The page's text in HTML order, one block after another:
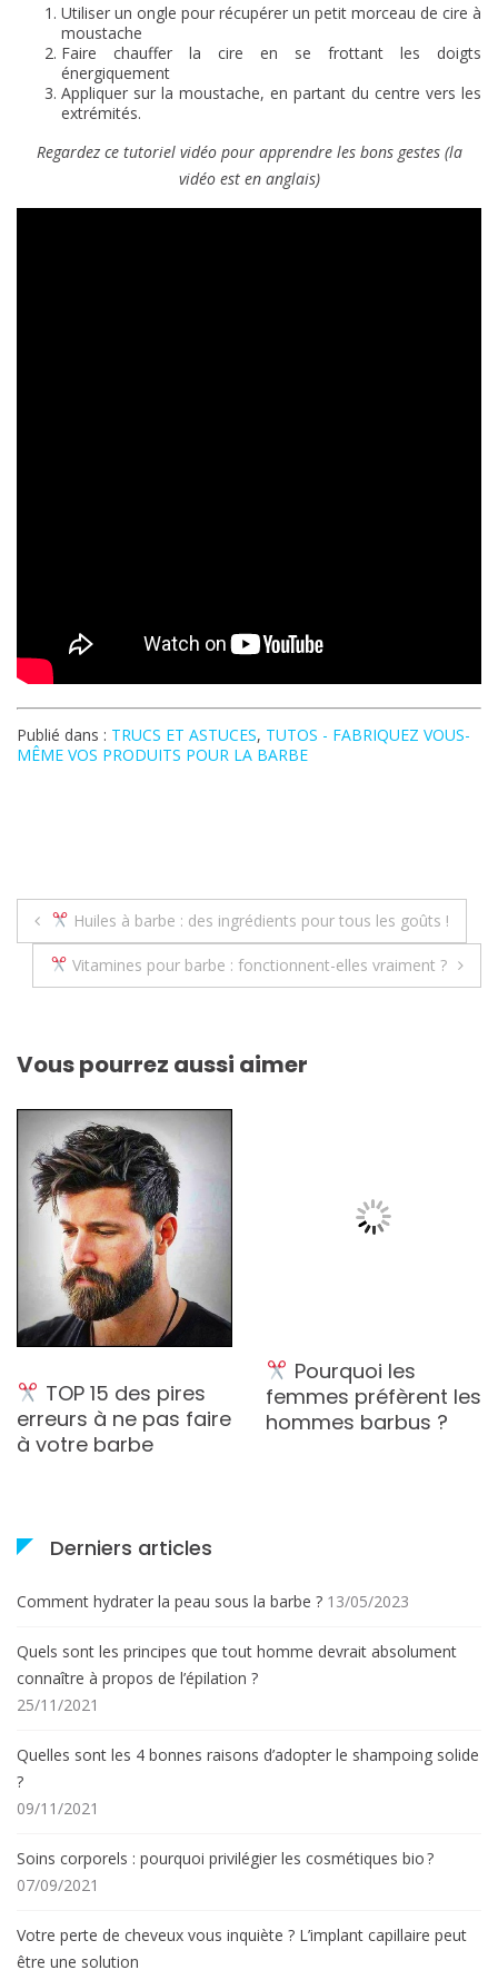
Utiliser un ongle pour récupérer un petit morceau de cire à
moustache
Faire chauffer la cire en se frottant les doigts
énergiquement
Appliquer sur la moustache, en partant du centre vers les
extrémités.
Regardez ce tutoriel vidéo pour apprendre les bons gestes (la
vidéo est en anglais)
Publié dans : TRUCS ET ASTUCES, TUTOS - FABRIQUEZ VOUS-
MÊME VOS PRODUITS POUR LA BARBE
Navigation
de
Huiles à barbe : des ingrédients pour tous les goûts !
Vitamines pour barbe : fonctionnent-elles vraiment ?
Vous pourrez aussi aimer
TOP 15 des pires
erreurs à ne pas faire
à votre barbe
Pourquoi les
femmes préfèrent les
hommes barbus ?
Derniers articles
Comment hydrater la peau sous la barbe ? 13/05/2023
Quels sont les principes que tout homme devrait absolument
connaître à propos de l’épilation ?
25/11/2021
Quelles sont les 4 bonnes raisons d’adopter le shampoing solide
?
09/11/2021
Soins corporels : pourquoi privilégier les cosmétiques bio ?
07/09/2021
Votre perte de cheveux vous inquiète ? L’implant capillaire peut
être une solution